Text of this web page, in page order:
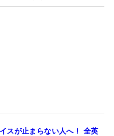
スが止まらない人へ！ 全英